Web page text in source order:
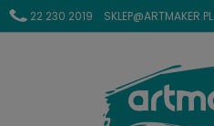
22 230 2019 SKLEP@ARTMAKER.PL